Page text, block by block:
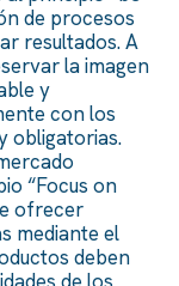
de procesos
resultados. A
la imagen
y
con los
obligatorias.
“Focus on
ofrecer
mediante el
deben